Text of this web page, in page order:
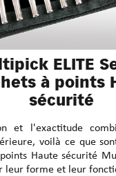
ELITE
à points
sécurité
et l'exactitude
voilà ce que
Haute sécurité
leur forme et leur